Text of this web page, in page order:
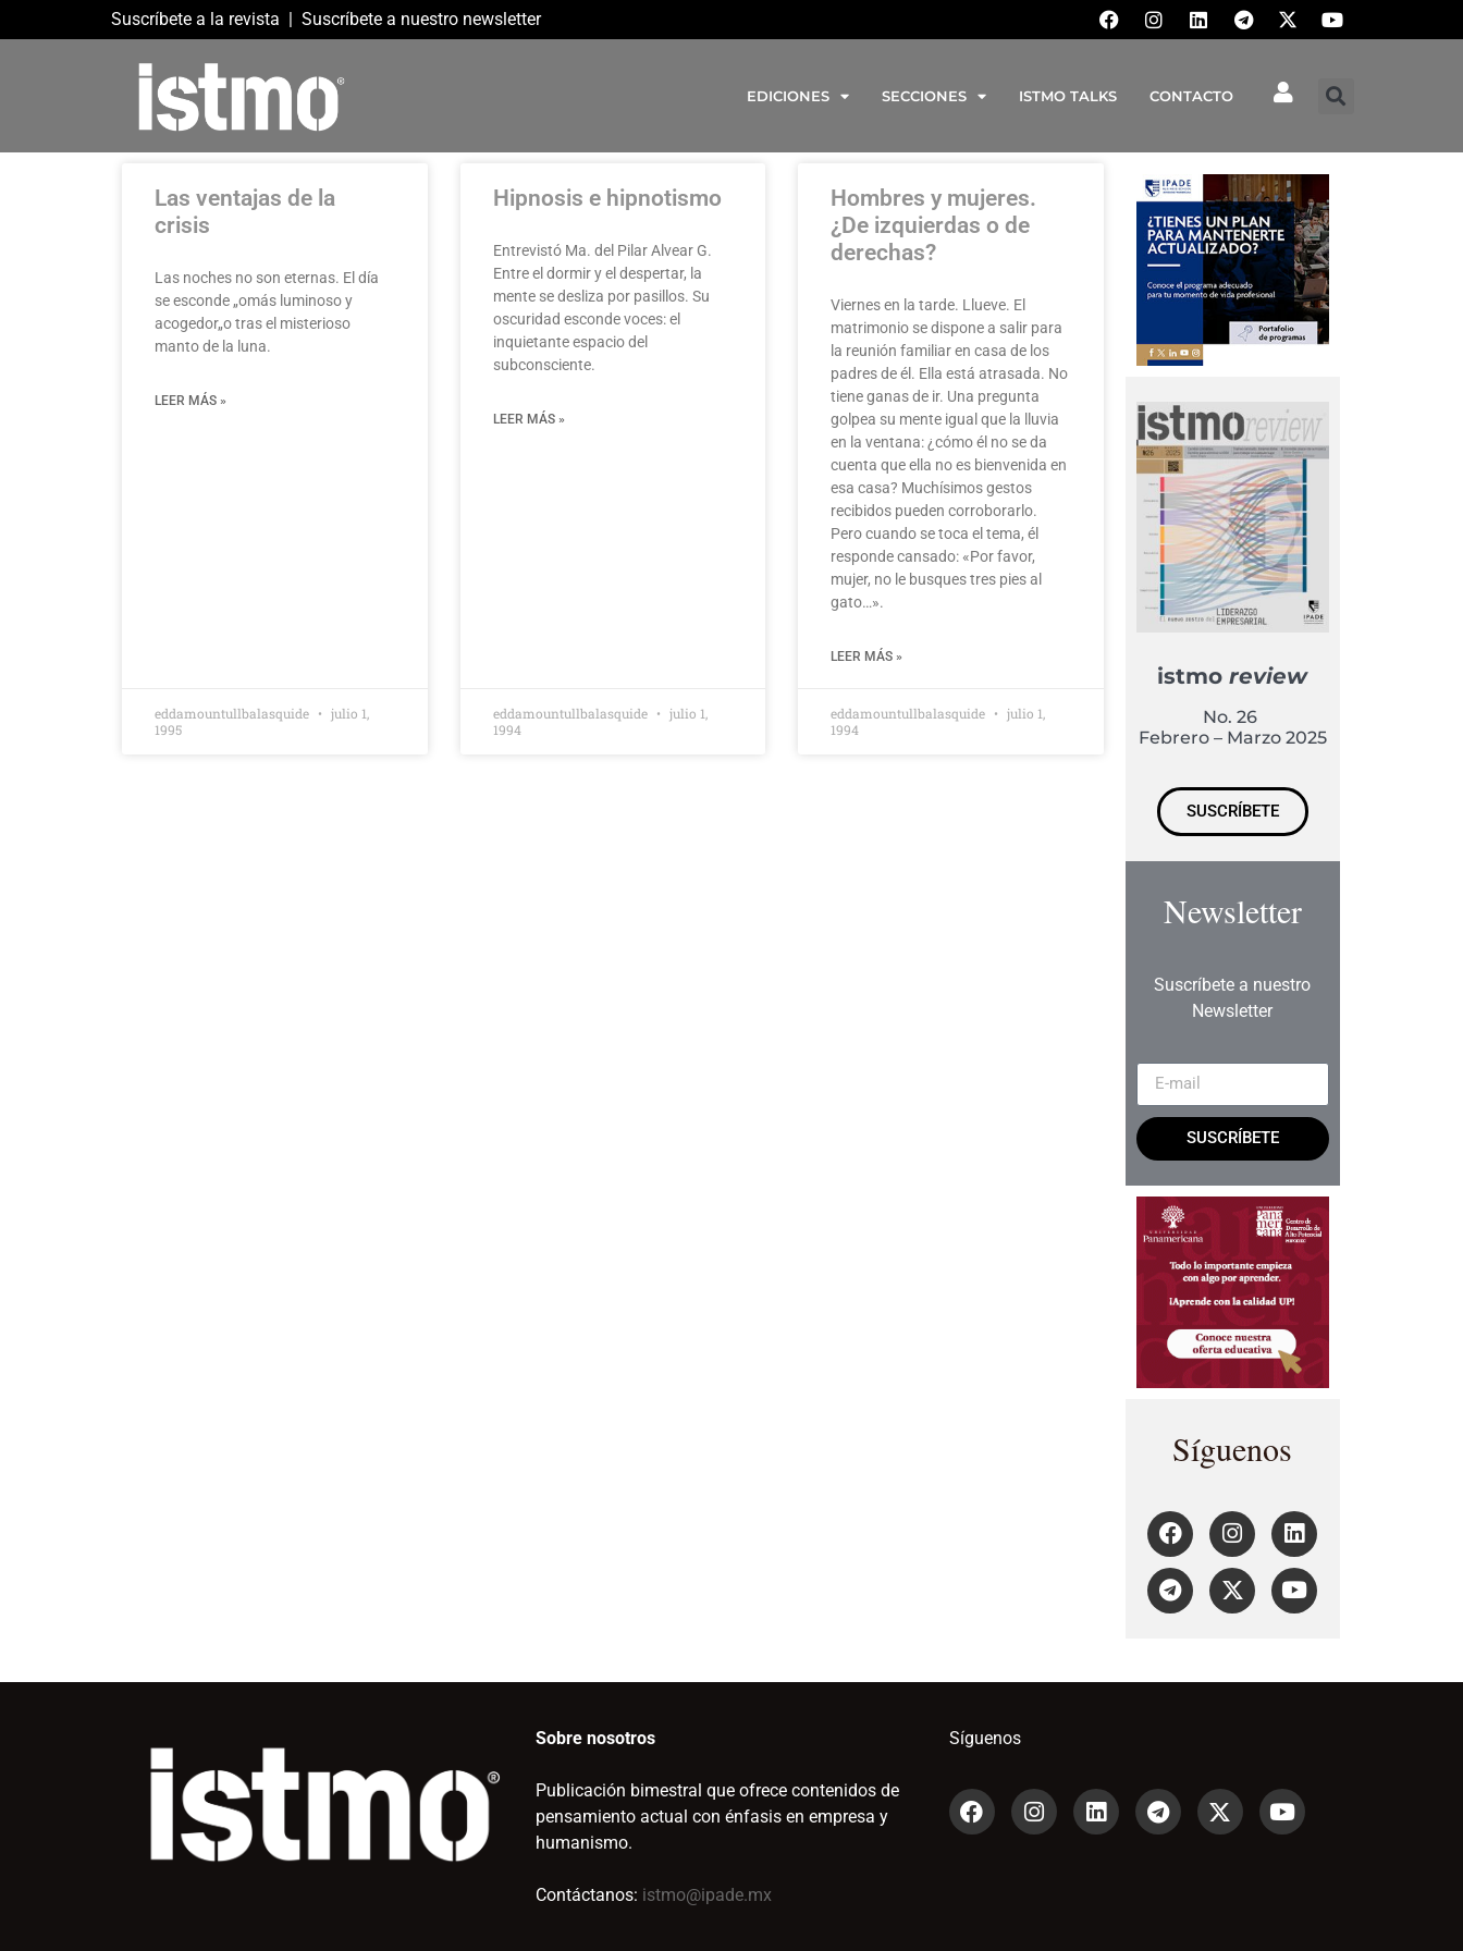
Suscríbete a la revista | Suscríbete a nuestro newsletter
EDICIONES SECCIONES ISTMO TALKS CONTACTO
Las ventajas de la
crisis
Las noches no son eternas. El día
se esconde „omás luminoso y
acogedor„o tras el misterioso
manto de la luna.
LEER MÁS »
eddamountullbalasquide
julio 1,
1995
Hipnosis e hipnotismo
Entrevistó Ma. del Pilar Alvear G.
Entre el dormir y el despertar, la
mente se desliza por pasillos. Su
oscuridad esconde voces: el
inquietante espacio del
subconsciente.
LEER MÁS »
eddamountullbalasquide
julio 1,
1994
Hombres y mujeres.
¿De izquierdas o de
derechas?
Viernes en la tarde. Llueve. El
matrimonio se dispone a salir para
la reunión familiar en casa de los
padres de él. Ella está atrasada. No
tiene ganas de ir. Una pregunta
golpea su mente igual que la lluvia
en la ventana: ¿cómo él no se da
cuenta que ella no es bienvenida en
esa casa? Muchísimos gestos
recibidos pueden corroborarlo.
Pero cuando se toca el tema, él
responde cansado: «Por favor,
mujer, no le busques tres pies al
gato…».
LEER MÁS »
eddamountullbalasquide
julio 1,
1994
istmoreview
No. 26
Febrero – Marzo 2025
SUSCRÍBETE
Newsletter
Suscríbete a nuestro
Newsletter
SUSCRÍBETE
Síguenos
Sobre nosotros
Publicación bimestral que ofrece contenidos de
pensamiento actual con énfasis en empresa y
humanismo.
Contáctanos: istmo@ipade.mx
Síguenos